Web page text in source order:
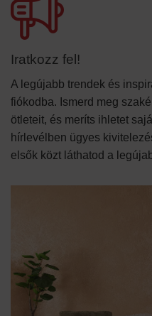
Iratkozz fel!
A legújabb trendek és
fiókodba. Ismerd meg
ötleteit, és meríts ihletet
hírlevélben ügyes
elsők közt láthatod a